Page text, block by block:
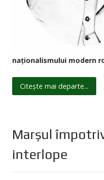
naționalismului modern
Citește mai departe...
Marșul
interlope